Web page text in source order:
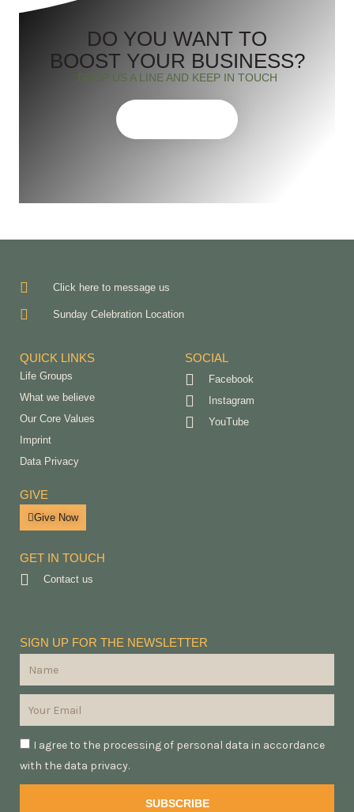
DO YOU WANT TO
BOOST YOUR BUSINESS?
DROP US A LINE AND KEEP IN TOUCH
Click here to message us
Sunday Celebration Location
QUICK LINKS
Life Groups
What we believe
Our Core Values
Imprint
Data Privacy
SOCIAL
Facebook
Instagram
YouTube
GIVE
Give Now
GET IN TOUCH
Contact us
SIGN UP FOR THE NEWSLETTER
I agree to the processing of personal data in accordance
with the data privacy.
SUBSCRIBE